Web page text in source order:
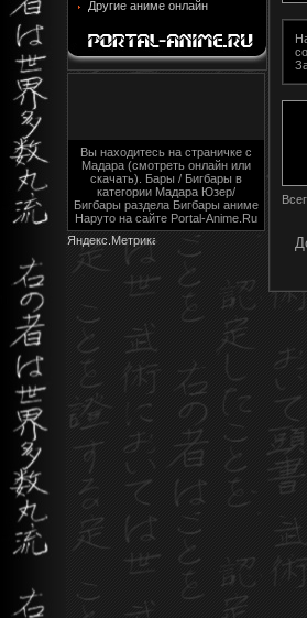
Другие аниме онлайн
Вы находитесь на страничке с
Мадара (смотреть онлайн или
скачать). Бары / Бигбары в
категории Мадара Юзер/
Бигбары раздела Бигбары аниме
Наруто на сайте Portal-Anime.Ru